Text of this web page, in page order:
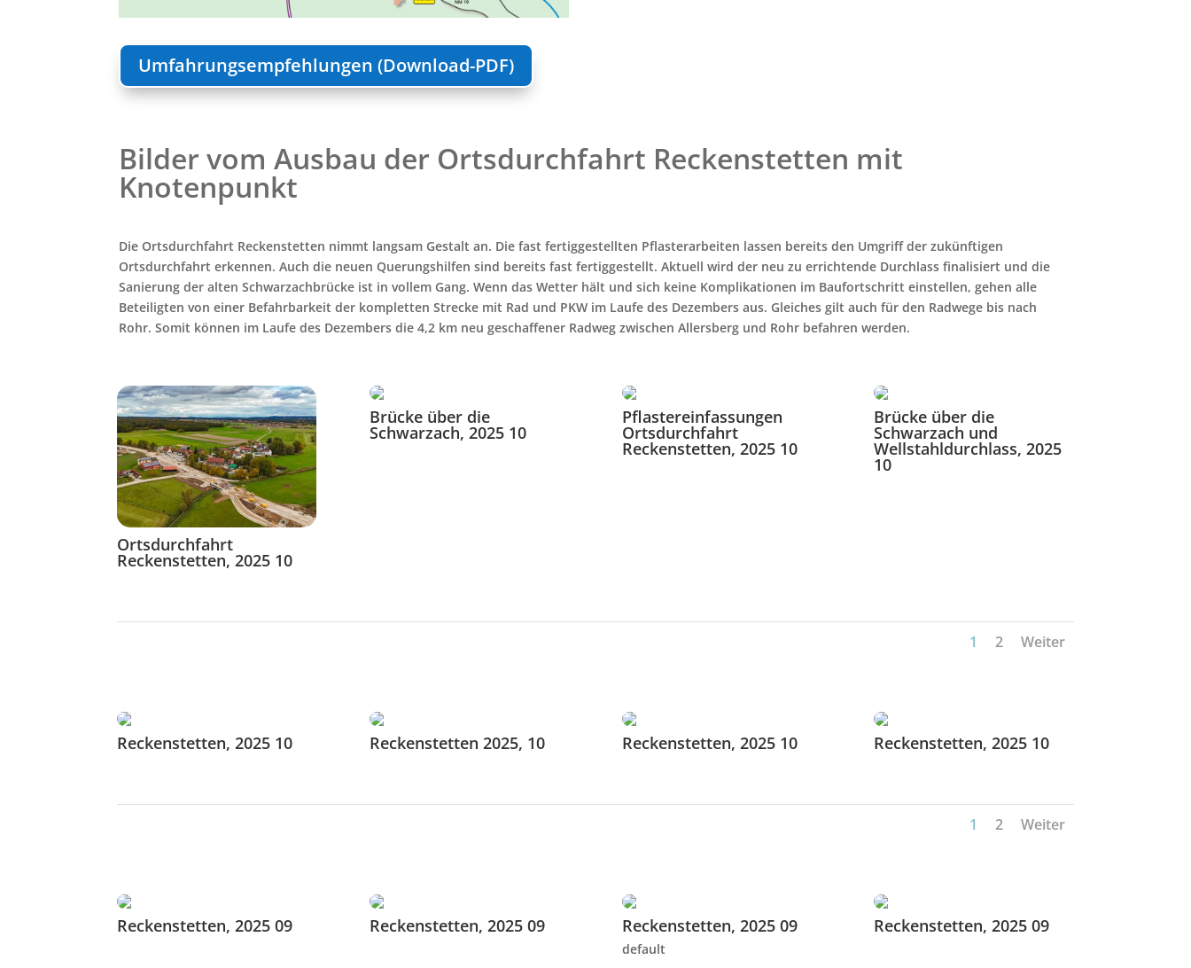
Umfahrungsempfehlungen (Download-PDF)
Bilder vom Ausbau der Ortsdurchfahrt Reckenstetten mit
Knotenpunkt
Die Ortsdurchfahrt Reckenstetten nimmt langsam Gestalt an. Die fast fertiggestellten Pflasterarbeiten lassen bereits den Umgriff der zukünftigen
Ortsdurchfahrt erkennen. Auch die neuen Querungshilfen sind bereits fast fertiggestellt. Aktuell wird der neu zu errichtende Durchlass finalisiert und die
Sanierung der alten Schwarzachbrücke ist in vollem Gang. Wenn das Wetter hält und sich keine Komplikationen im Baufortschritt einstellen, gehen alle
Beteiligten von einer Befahrbarkeit der kompletten Strecke mit Rad und PKW im Laufe des Dezembers aus. Gleiches gilt auch für den Radwege bis nach
Rohr. Somit können im Laufe des Dezembersdie 4,2 km neu geschaffener Radweg zwischen Allersberg und Rohr befahren werden.
Ortsdurchfahrt
Reckenstetten, 2025 10
Brücke über die
Schwarzach, 2025 10
Pflastereinfassungen
Ortsdurchfahrt
Reckenstetten, 2025 10
Brücke über die
Schwarzach und
Wellstahldurchlass, 2025
10
1 2 Weiter
Reckenstetten, 2025 10 Reckenstetten 2025, 10 Reckenstetten, 2025 10 Reckenstetten, 2025 10
1 2 Weiter
Reckenstetten, 2025 09 Reckenstetten, 2025 09 Reckenstetten, 2025 09
default
Reckenstetten, 2025 09